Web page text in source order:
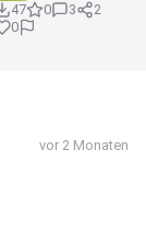
47
0 3
2
0
vor 2 Monaten